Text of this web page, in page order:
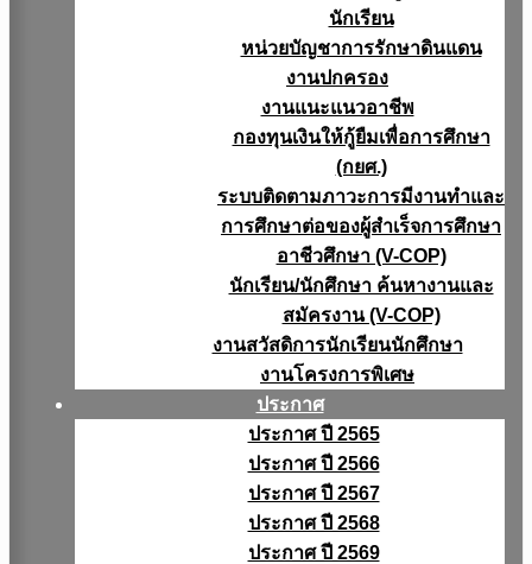
นักเรียน
หน่วยบัญชาการรักษาดินแดน
งานปกครอง
งานแนะแนวอาชีพ
กองทุนเงินให้กู้ยืมเพื่อการศึกษา
(กยศ.)
ระบบติดตามภาวะการมีงานทำและ
การศึกษาต่อของผู้สำเร็จการศึกษา
อาชีวศึกษา (V-COP)
นักเรียน/นักศึกษา ค้นหางานและ
สมัครงาน (V-COP)
งานสวัสดิการนักเรียนนักศึกษา
งานโครงการพิเศษ
ประกาศ
ประกาศ ปี 2565
ประกาศ ปี 2566
ประกาศ ปี 2567
ประกาศ ปี 2568
ประกาศ ปี 2569